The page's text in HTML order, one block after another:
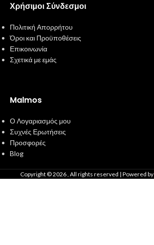
Χρήσιμοι Σύνδεσμοι
Πολιτική Απορρήτου
Όροι και Προϋποθέσεις
Επικοινωνία
Σχετικά με εμάς
Malmos
Ο Λογαριασμός μου
Συχνές Ερωτήσεις
Προσφορές
Blog
Copyright ©2026, All rights reserved | Powered by